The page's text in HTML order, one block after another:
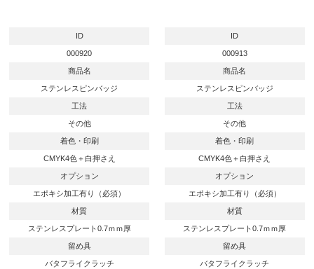
ID
000920
商品名
ステンレスピンバッジ
工法
その他
着色・印刷
CMYK4色＋白押さえ
オプション
エポキシ加工有り（必須）
材質
ステンレスプレート0.7ｍｍ厚
留め具
バタフライクラッチ
ID
000913
商品名
ステンレスピンバッジ
工法
その他
着色・印刷
CMYK4色＋白押さえ
オプション
エポキシ加工有り（必須）
材質
ステンレスプレート0.7ｍｍ厚
留め具
バタフライクラッチ